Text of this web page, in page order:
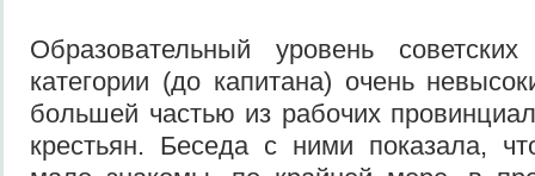
Образовательный уровень
категории (до капитана) очень
большей частью из рабочих
крестьян. Беседа с ними показала,